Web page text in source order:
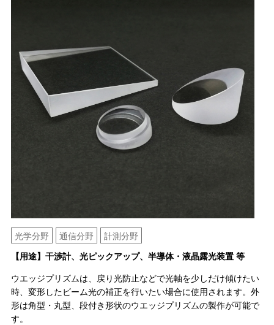
光学分野 通信分野 計測分野
【用途】干渉計、光ピックアップ、半導体・液晶露光装置 等
ウエッジプリズムは、戻り光防止などで光軸を少しだけ傾けたい
時、変形したビーム光の補正を行いたい場合に使用されます。外
形は角型・丸型、段付き形状のウエッジプリズムの製作が可能で
す。